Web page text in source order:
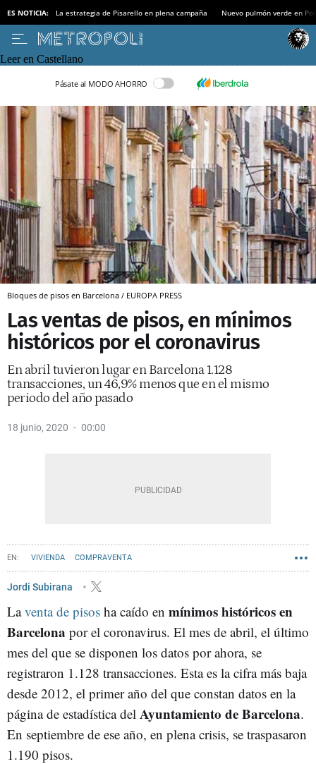
ES NOTICIA: La estrategia de Pisarello en plena campaña Nuevo pulmón verde en
Leer en Castellano
Pásate al MODO AHORRO
Bloques de pisos en Barcelona / EUROPA PRESS
Las ventas de pisos, en mínimos
históricos por el coronavirus
En abril tuvieron lugar en Barcelona 1.128
transacciones, un 46,9% menos que en el mismo
periodo del año pasado
18 junio, 2020 00:00
VIVIENDA COMPRAVENTA
Jordi Subirana
Laventa de pisos ha caído en mínimos históricos en
Barcelona por el coronavirus. El mes de abril, el último
mes del que se disponen los datos por ahora, se
registraron 1.128 transacciones. Esta es la cifra más baja
desde 2012, el primer año del que constan datos en la
página de estadística del Ayuntamiento de Barcelona.
En septiembre de ese año, en plena crisis, se traspasaron
1.190 pisos.